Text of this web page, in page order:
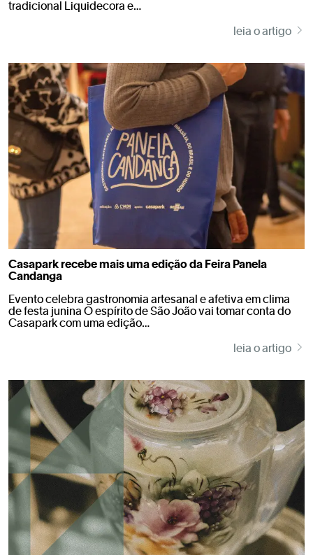
tradicional Liquidecora e…
leia o artigo
Casapark recebe mais uma edição da Feira Panela
Candanga
Evento celebra gastronomia artesanal e afetiva em clima
de festa junina O espírito de São João vai tomar conta do
Casapark com uma edição…
leia o artigo